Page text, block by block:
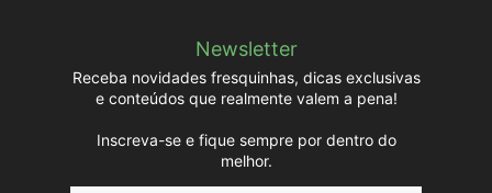
Newsletter
Receba novidades fresquinhas, dicas exclusivas
e conteúdos que realmente valem a pena!
Inscreva-se e fique sempre por dentro do
melhor.